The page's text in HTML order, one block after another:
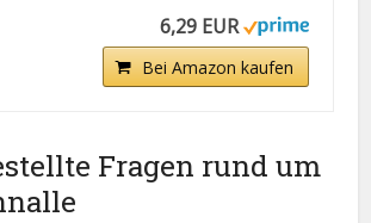
6,29 EUR
Bei Amazon kaufen
Fragen rund um